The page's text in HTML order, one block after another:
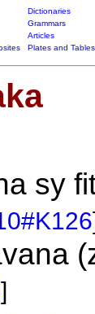
Dictionaries
Grammars
Articles
Plates and Tables
sy
]